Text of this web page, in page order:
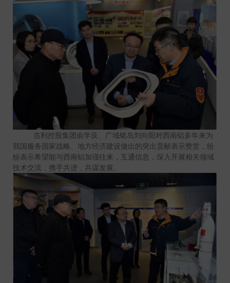
吉利控股集团俞学良、广域铭岛刘向阳对西南铝多年来为
我国服务国家战略、地方经济建设做出的突出贡献表示赞赏，纷
纷表示希望能与西南铝加强往来，互通信息，深入开展相关领域
技术交流，携手共进，共谋发展。